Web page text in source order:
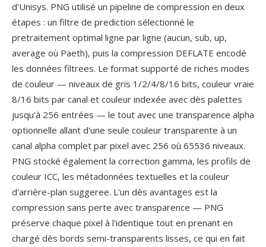
d'Unisys. PNG utilisé un pipeline de compression en deux
étapes : un filtre de prediction sélectionné le
pretraitement optimal ligne par ligne (aucun, sub, up,
average où Paeth), puis la compression DEFLATE encodé
les données filtrees. Le format supporté de riches modes
de couleur — niveaux de gris 1/2/4/8/16 bits, couleur vraie
8/16 bits par canal et couleur indexée avec dès palettes
jusqu'à 256 entrées — le tout avec une transparence alpha
optionnelle allant d'une seule couleur transparente à un
canal alpha complet par pixel avec 256 où 65536 niveaux.
PNG stocké également la correction gamma, les profils de
couleur ICC, les métadonnées textuelles et la couleur
d'arrière-plan suggeree. L'un dès avantages est la
compression sans perte avec transparence — PNG
préserve chaque pixel à l'identique tout en prenant en
chargé dès bords semi-transparents lisses, ce qui en fait